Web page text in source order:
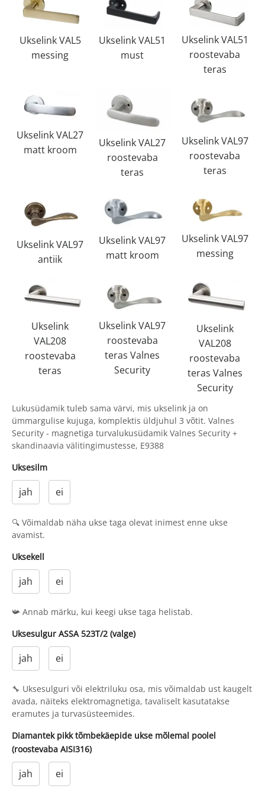
Ukselink VAL5
messing
Ukselink VAL51
must
Ukselink VAL51
roostevaba
teras
Ukselink VAL27
matt kroom
Ukselink VAL27
roostevaba
teras
Ukselink VAL97
roostevaba
teras
Ukselink VAL97
antiik
Ukselink VAL97
matt kroom
Ukselink VAL97
messing
Ukselink
VAL208
roostevaba
teras
Ukselink VAL97
roostevaba
teras Valnes
Security
Ukselink
VAL208
roostevaba
teras Valnes
Security
Lukusüdamik tuleb sama värvi, mis ukselink ja on
ümmargulise kujuga, komplektis üldjuhul 3 võtit. Valnes
Security - magnetiga turvalukusüdamik Valnes Security +
skandinaavia välitingimustesse, E9388
Uksesilm
jah ei
🔍 Võimaldab näha ukse taga olevat inimest enne ukse
avamist.
Uksekell
jah ei
📯 Annab märku, kui keegi ukse taga helistab.
Uksesulgur ASSA 523T/2 (valge)
jah ei
🔧 Uksesulguri või elektriluku osa, mis võimaldab ust kaugelt
avada, näiteks elektromagnetiga, tavaliselt kasutatakse
eramutes ja turvasüsteemides.
Diamantek pikk tõmbekäepide ukse mõlemal poolel
(roostevaba AISI316)
jah ei